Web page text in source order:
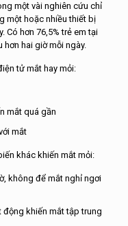
một vài nghiên cứu chỉ
một hoặc nhiều thiết bị
Có hơn 76,5% trẻ em tại
hơn hai giờ mỗi ngày.
tử mắt hay mỏi:
mắt quá gần
mắt
khác khiến mắt mỏi:
không để mắt nghỉ ngơi
khiến mắt tập trung